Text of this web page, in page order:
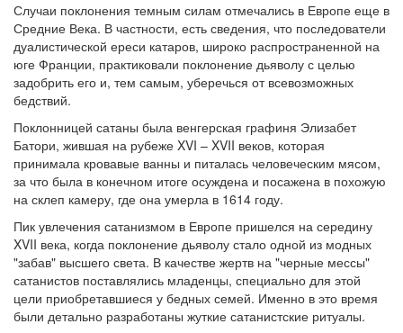
Ссылки
Религиозные учения и секты, справочник
8 августа
Св. Доминик, священник
см. календарь
Обратная связь
mail@apologia.ru
Вход
Случаи поклонения темным силам отмечались в Европе еще в
Средние Века. В частности, есть сведения, что последователи
дуалистической ереси катаров, широко распространенной на
юге Франции, практиковали поклонение дьяволу с целью
задобрить его и, тем самым, уберечься от всевозможных
бедствий.
Поклонницей сатаны была венгерская графиня Элизабет
Батори, жившая на рубеже XVI – XVII веков, которая
принимала кровавые ванны и питалась человеческим мясом,
за что была в конечном итоге осуждена и посажена в похожую
на склеп камеру, где она умерла в 1614 году.
Пик увлечения сатанизмом в Европе пришелся на середину
XVII века, когда поклонение дьяволу стало одной из модных
"забав" высшего света. В качестве жертв на "черные мессы"
сатанистов поставлялись младенцы, специально для этой
цели приобретавшиеся у бедных семей. Именно в это время
были детально разработаны жуткие сатанистские ритуалы.